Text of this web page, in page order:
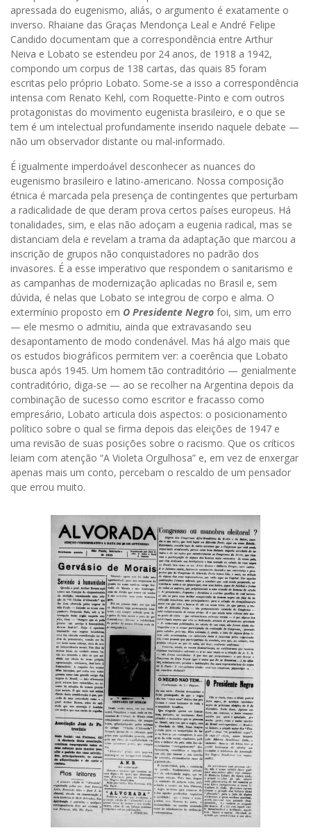
apressada do eugenismo, aliás, o argumento é exatamente o
inverso. Rhaiane das Graças Mendonça Leal e André Felipe
Candido documentam que a correspondência entre Arthur
Neiva e Lobato se estendeu por 24 anos, de 1918 a 1942,
compondo um corpus de 138 cartas, das quais 85 foram
escritas pelo próprio Lobato. Some-se a isso a correspondência
intensa com Renato Kehl, com Roquette-Pinto e com outros
protagonistas do movimento eugenista brasileiro, e o que se
tem é um intelectual profundamente inserido naquele debate —
não um observador distante ou mal-informado.
É igualmente imperdoável desconhecer as nuances do
eugenismo brasileiro e latino-americano. Nossa composição
étnica é marcada pela presença de contingentes que perturbam
a radicalidade de que deram prova certos países europeus. Há
tonalidades, sim, e elas não adoçam a eugenia radical, mas se
distanciam dela e revelam a trama da adaptação que marcou a
inscrição de grupos não conquistadores no padrão dos
invasores. É a esse imperativo que respondem o sanitarismo e
as campanhas de modernização aplicadas no Brasil e, sem
dúvida, é nelas que Lobato se integrou de corpo e alma. O
extermínio proposto em O Presidente Negro foi, sim, um erro
— ele mesmo o admitiu, ainda que extravasando seu
desapontamento de modo condenável. Mas há algo mais que
os estudos biográficos permitem ver: a coerência que Lobato
busca após 1945. Um homem tão contraditório — genialmente
contraditório, diga-se — ao se recolher na Argentina depois da
combinação de sucesso como escritor e fracasso como
empresário, Lobato articula dois aspectos: o posicionamento
político sobre o qual se firma depois das eleições de 1947 e
uma revisão de suas posições sobre o racismo. Que os críticos
leiam com atenção “A Violeta Orgulhosa” e, em vez de enxergar
apenas mais um conto, percebam o rescaldo de um pensador
que errou muito.